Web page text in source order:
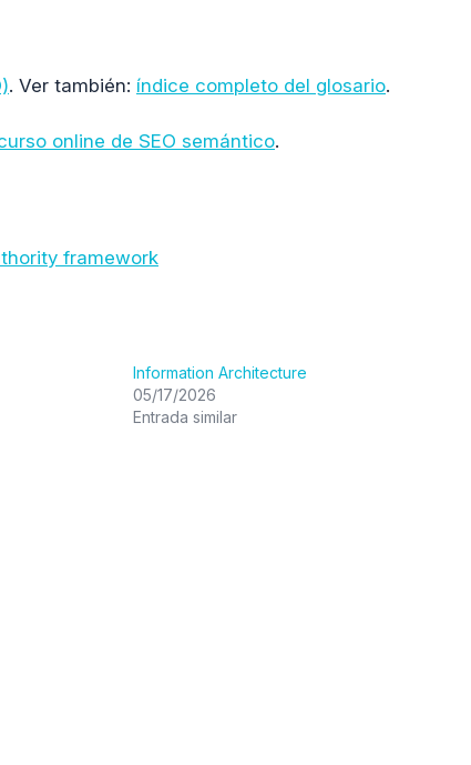
. Ver también: índice completo del glosario.
online de SEO semántico.
framework
Information Architecture
05/17/2026
Entrada similar